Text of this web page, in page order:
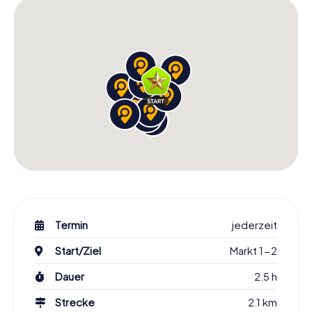
ist
der die Stadt von einer neuen Seite kennenlernen
Touristen und Güstrow-Besucher,
Bewohner von Güstrow, die ihre Stadt aus einer neuen
Perspektive kennenlernen wollen,
Warum solltest du dich für die
myCityHunt Schnitzeljagd
entscheiden? Unsere Touren sind nicht nur spannend und
lehrreich, sondern auch technologisch auf dem neuesten
Stand. Mit der myCityHunt App hast du die volle Kontrolle
über deine Tour – du entscheidest, welche Aufgaben du
Termin
jederzeit
Start/Ziel
Markt 1-2
Dauer
2.5 h
Strecke
2.1 km